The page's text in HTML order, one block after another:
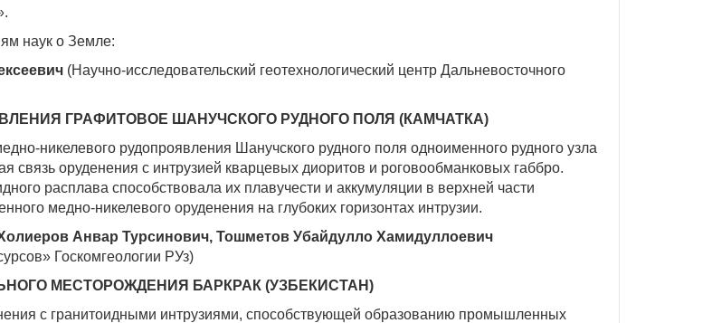
наук о Земле:
(Научно-исследовательский геотехнологический центр Дальневосточного
ГРАФИТОВОЕ ШАНУЧСКОГО РУДНОГО ПОЛЯ (КАМЧАТКА)
никелевого рудопроявления Шанучского рудного поля одноименного рудного узла
связь оруденения с интрузией кварцевых диоритов и роговообманковых габбро.
расплава способствовала их плавучести и аккумуляции в верхней части
медно-никелевого оруденения на глубоких горизонтах интрузии.
Анвар Турсинович, Тошметов Убайдулло Хамидуллоевич
Госкомгеологии РУз)
МЕСТОРОЖДЕНИЯ БАРКРАК (УЗБЕКИСТАН)
с гранитоидными интрузиями, способствующей образованию промышленных